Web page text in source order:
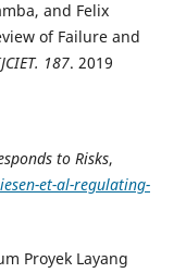
and Felix
of Failure and
. 187. 2019
to Risks,
et-al-regulating-
Proyek Layang